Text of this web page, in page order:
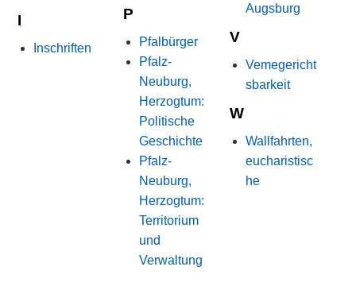
I
Inschriften
P
Pfalbürger
Pfalz-
Neuburg,
Herzogtum:
Politische
Geschichte
Pfalz-
Neuburg,
Herzogtum:
Territorium
und
Verwaltung
Augsburg
V
Vemegericht
sbarkeit
W
Wallfahrten,
eucharistisc
he